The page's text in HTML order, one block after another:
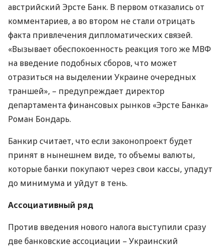
австрийский Эрсте Банк. В первом отказались от
комментариев, а во втором не стали отрицать
факта привлечения дипломатических связей.
«Вызывает обеспокоенность реакция того же МВФ
на введение подобных сборов, что может
отразиться на выделении Украине очередных
траншей», – предупреждает директор
департамента финансовых рынков «Эрсте Банка»
Роман Бондарь.
Банкир считает, что если законопроект будет
принят в нынешнем виде, то объемы валюты,
которые банки покупают через свои кассы, упадут
до минимума и уйдут в тень.
Ассоциативный ряд
Против введения нового налога выступили сразу
две банковские ассоциации – Украинский